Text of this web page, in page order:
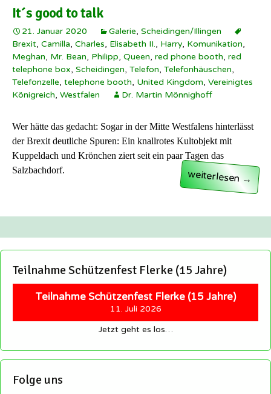
It´s good to talk
21. Januar 2020 Galerie, Scheidingen/Illingen
Brexit, Camilla, Charles, Elisabeth II., Harry, Komunikation,
Meghan, Mr. Bean, Philipp, Queen, red phone booth, red
telephone box, Scheidingen, Telefon, Telefonhäuschen,
Telefonzelle, telephone booth, United Kingdom, Vereinigtes
Königreich, Westfalen Dr. Martin Mönnighoff
Wer hätte das gedacht: Sogar in der Mitte Westfalens hinterlässt
der Brexit deutliche Spuren: Ein knallrotes Kultobjekt mit
Kuppeldach und Krönchen ziert seit ein paar Tagen das
Salzbachdorf.
It´s good to talk
weiterlesen→
Teilnahme Schützenfest Flerke (15 Jahre)
Teilnahme Schützenfest Flerke (15 Jahre)
11. Juli 2026
Jetzt geht es los…
Folge uns